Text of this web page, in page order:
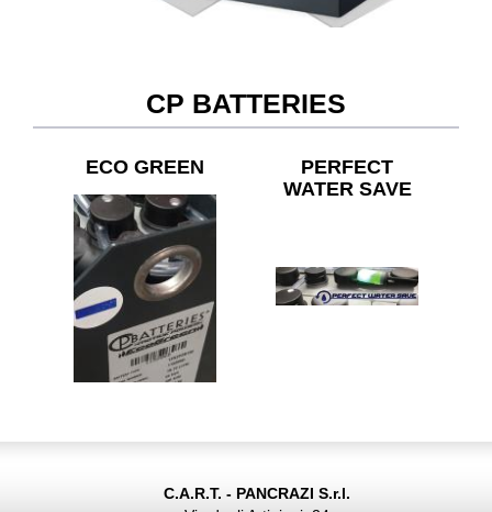
CP BATTERIES
ECO GREEN
PERFECT
WATER SAVE
C.A.R.T. - PANCRAZI S.r.l.